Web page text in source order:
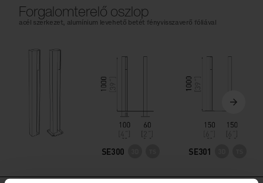
Forgalomterelő oszlop
acél szerkezet, alumínium levehető betét fényvisszaverő fóliával
SE300 SE301